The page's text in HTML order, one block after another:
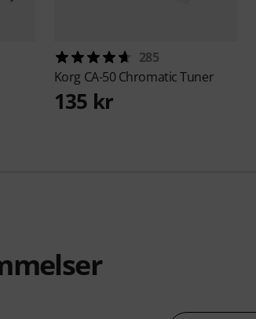
285
Korg CA-50 Chromatic Tuner
135 kr